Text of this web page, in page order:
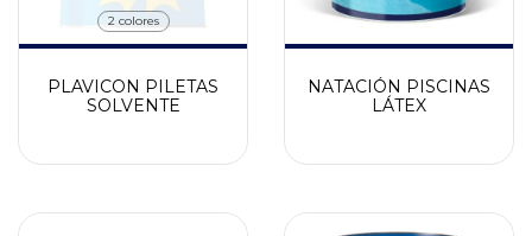
2 colores
PLAVICON PILETAS
SOLVENTE
NATACIÓN PISCINAS
LÁTEX